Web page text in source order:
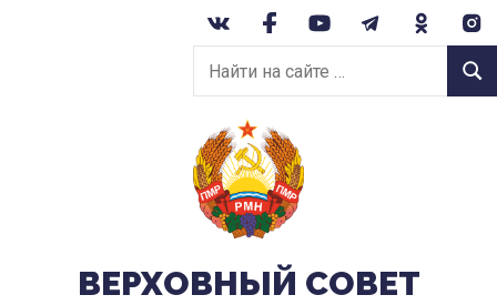
Найти
на
сайте:
ВЕРХОВНЫЙ CОВЕТ